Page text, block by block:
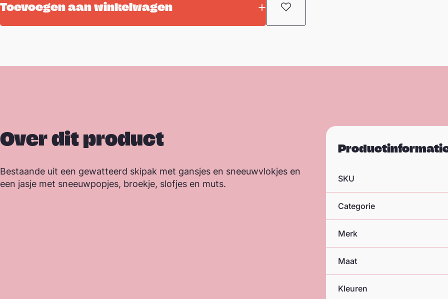
Toevoegen aan favorieten
Toevoegen aan winkelwagen
Over dit product
Bestaande uit een gewatteerd skipak met gansjes en sneeuwvlokjes en
een jasje met sneeuwpopjes, broekje, slofjes en muts.
SKU
Categorie
Merk
Maat
Kleuren